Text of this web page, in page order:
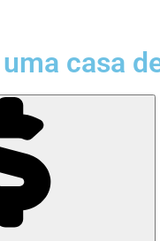
casa